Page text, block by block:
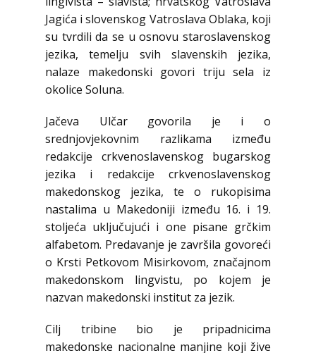
Jagića i slovenskog Vatroslava Oblaka, koji
su tvrdili da se u osnovu staroslavenskog
jezika, temelju svih slavenskih jezika,
nalaze makedonski govori triju sela iz
okolice Soluna.
Jačeva Ulčar govorila je i o
srednjovjekovnim razlikama između
redakcije crkvenoslavenskog bugarskog
jezika i redakcije crkvenoslavenskog
makedonskog jezika, te o rukopisima
nastalima u Makedoniji između 16. i 19.
stoljeća uključujući i one pisane grčkim
alfabetom. Predavanje je završila govoreći
o Krsti Petkovom Misirkovom, značajnom
makedonskom lingvistu, po kojem je
nazvan makedonski institut za jezik.
Cilj tribine bio je pripadnicima
makedonske nacionalne manjine koji žive